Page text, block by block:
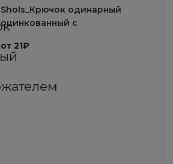
Shols_Крючок одинарный
оцинкованный с
400 мм / диаметр 4,8 мм / шаг
50 мм
от 21₽